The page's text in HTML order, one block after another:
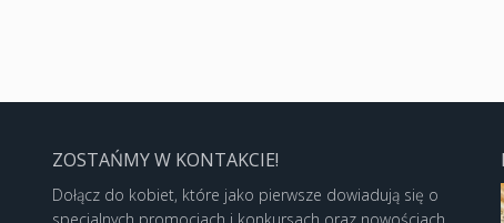
ZOSTAŃMY W KONTAKCIE!
Dołącz do kobiet, które jako pierwsze dowiadują się o